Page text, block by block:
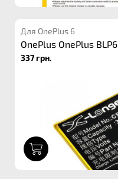
Для OnePlus 6
OnePlus OnePlus
337 грн.